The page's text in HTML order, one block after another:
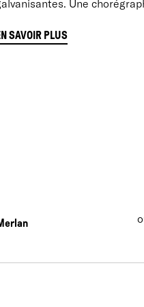
Une
SAVOIR PLUS
exhibition des émotions.
dernières sans tomber dans
une certaine
aussi bien parlés